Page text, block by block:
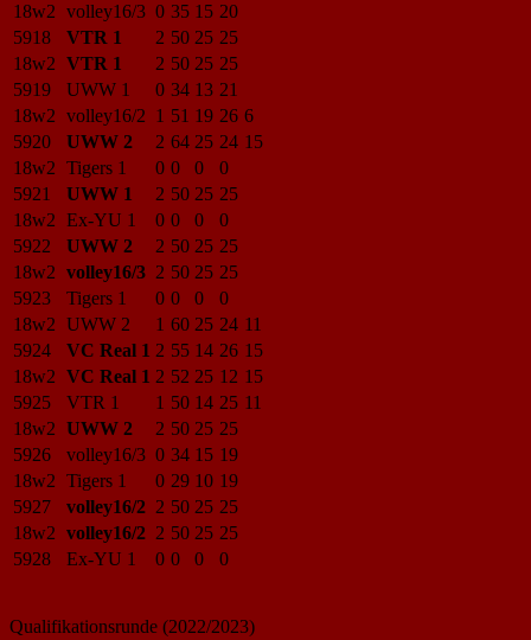
18w2 volley16/3 0 35 15 20
5918
VTR 1 2 50 25 25
18w2 VTR 1 2 50 25 25
5919
UWW 1 0 34 13 21
18w2 volley16/2 1 51 19 26 6
5920
UWW 2 2 64 25 24 15
18w2 Tigers 1 0 0 0
0
5921
UWW 1 2 50 25 25
18w2 Ex-YU 1 0 0 0
0
5922
UWW 2 2 50 25 25
18w2 volley16/3 2 50 25 25
5923
Tigers 1 0 0 0
0
18w2 UWW 2 1 60 25 24 11
5924
VC Real 1 2 55 14 26 15
18w2 VC Real 1 2 52 25 12 15
5925
VTR 1 1 50 14 25 11
18w2 UWW 2 2 50 25 25
5926
volley16/3 0 34 15 19
18w2 Tigers 1 0 29 10 19
5927
volley16/2 2 50 25 25
18w2 volley16/2 2 50 25 25
5928
Ex-YU 1 0 0 0 0
Qualifikationsrunde (2022/2023)